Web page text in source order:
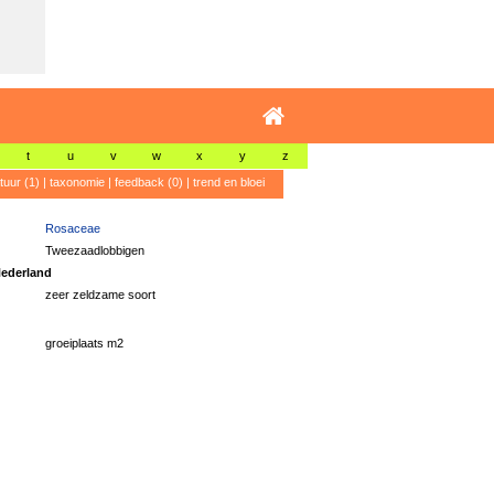
t u v w x y z
(1) | taxonomie| feedback (0) | trend en bloei
Rosaceae
Tweezaadlobbigen
zeer zeldzame soort
groeiplaats m2